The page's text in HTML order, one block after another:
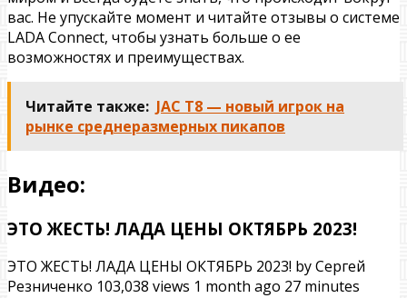
вас. Не упускайте момент и читайте отзывы о системе
LADA Connect, чтобы узнать больше о ее
возможностях и преимуществах.
Читайте также: JAC T8 — новый игрок на
рынке среднеразмерных пикапов
Видео:
ЭТО ЖЕСТЬ! ЛАДА ЦЕНЫ ОКТЯБРЬ 2023!
ЭТО ЖЕСТЬ! ЛАДА ЦЕНЫ ОКТЯБРЬ 2023! by Сергей
Резниченко 103,038 views 1 month ago 27 minutes